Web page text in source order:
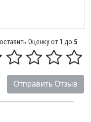
Оценку от 1 до 5
Отправить Отзыв